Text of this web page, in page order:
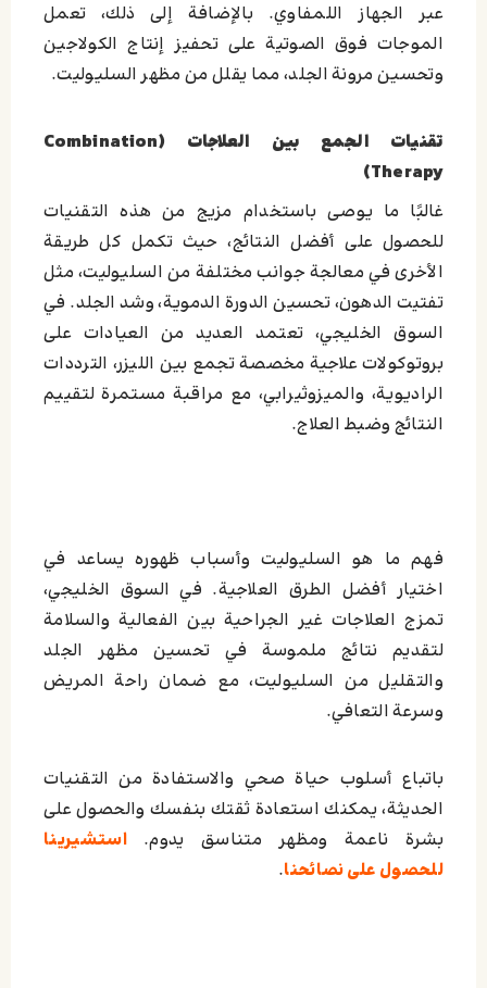
عبر الجهاز اللمفاوي. بالإضافة إلى ذلك، تعمل
الموجات فوق الصوتية على تحفيز إنتاج الكولاجين
وتحسين مرونة الجلد، مما يقلل من مظهر السليوليت.
تقنيات الجمع بين العلاجات (Combination
Therapy)
غالبًا ما يوصى باستخدام مزيج من هذه التقنيات
للحصول على أفضل النتائج، حيث تكمل كل طريقة
الأخرى في معالجة جوانب مختلفة من السليوليت، مثل
تفتيت الدهون، تحسين الدورة الدموية، وشد الجلد. في
السوق الخليجي، تعتمد العديد من العيادات على
بروتوكولات علاجية مخصصة تجمع بين الليزر، الترددات
الراديوية، والميزوثيرابي، مع مراقبة مستمرة لتقييم
النتائج وضبط العلاج.
فهم ما هو السليوليت وأسباب ظهوره يساعد في
اختيار أفضل الطرق العلاجية. في السوق الخليجي،
تمزج العلاجات غير الجراحية بين الفعالية والسلامة
لتقديم نتائج ملموسة في تحسين مظهر الجلد
والتقليل من السليوليت، مع ضمان راحة المريض
وسرعة التعافي.
باتباع أسلوب حياة صحي والاستفادة من التقنيات
الحديثة، يمكنك استعادة ثقتك بنفسك والحصول على
بشرة ناعمة ومظهر متناسق يدوم.استشيرينا
للحصول على نصائحنا.